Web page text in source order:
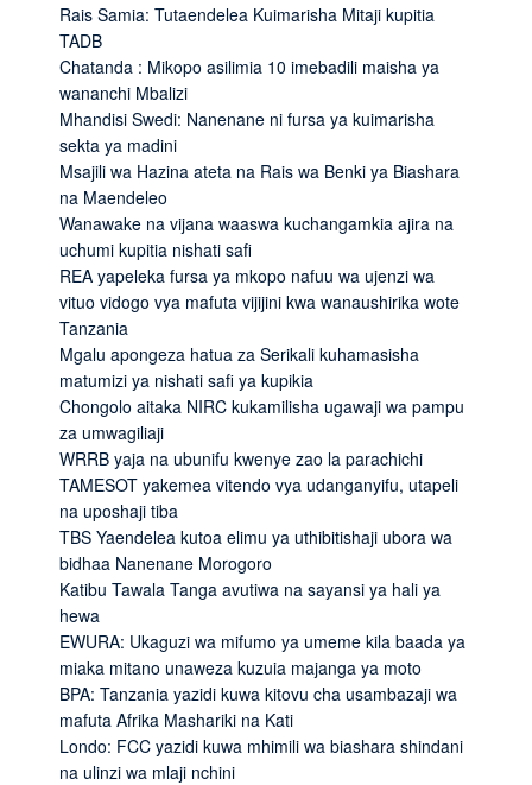
Rais Samia: Tutaendelea Kuimarisha Mitaji kupitia
TADB
Chatanda : Mikopo asilimia 10 imebadili maisha ya
wananchi Mbalizi
Mhandisi Swedi: Nanenane ni fursa ya kuimarisha
sekta ya madini
Msajili wa Hazina ateta na Rais wa Benki ya Biashara
na Maendeleo
Wanawake na vijana waaswa kuchangamkia ajira na
uchumi kupitia nishati safi
REA yapeleka fursa ya mkopo nafuu wa ujenzi wa
vituo vidogo vya mafuta vijijini kwa wanaushirika wote
Tanzania
Mgalu apongeza hatua za Serikali kuhamasisha
matumizi ya nishati safi ya kupikia
Chongolo aitaka NIRC kukamilisha ugawaji wa pampu
za umwagiliaji
WRRB yaja na ubunifu kwenye zao la parachichi
TAMESOT yakemea vitendo vya udanganyifu, utapeli
na uposhaji tiba
TBS Yaendelea kutoa elimu ya uthibitishaji ubora wa
bidhaa Nanenane Morogoro
Katibu Tawala Tanga avutiwa na sayansi ya hali ya
hewa
EWURA: Ukaguzi wa mifumo ya umeme kila baada ya
miaka mitano unaweza kuzuia majanga ya moto
BPA: Tanzania yazidi kuwa kitovu cha usambazaji wa
mafuta Afrika Mashariki na Kati
Londo: FCC yazidi kuwa mhimili wa biashara shindani
na ulinzi wa mlaji nchini